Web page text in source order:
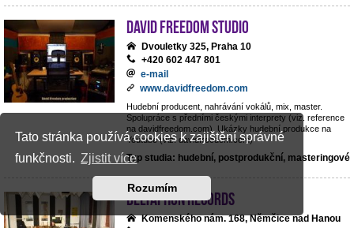
Tato stránka používá cookies k zajištění správné
funkčnosti. Zjistit více
Rozumím
David Freedom studio
Dvouletky 325, Praha 10
+420 602 447 801
e-mail
www.davidfreedom.com
Hudební producent, nahrávání vokálů, mix, master.
Spolupráce s předními českými interprety (viz. reference
na davidfreedom.com). Ukázky hudební produkce na
Youtube (viz. davidfreedom.com)
Typ studia: hudební, postprodukční, masteringové
Deltaphon records
Komenského nám. 168, Němčice nad Hanou